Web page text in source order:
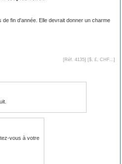
fin d'année. Elle devrait donner un charme
[Réf. 4135] [$, £, CHF...]
vous à votre